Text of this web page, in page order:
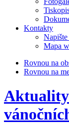
Kontakty
Napište
Mapa
Rovnou na
Rovnou na
Aktuality